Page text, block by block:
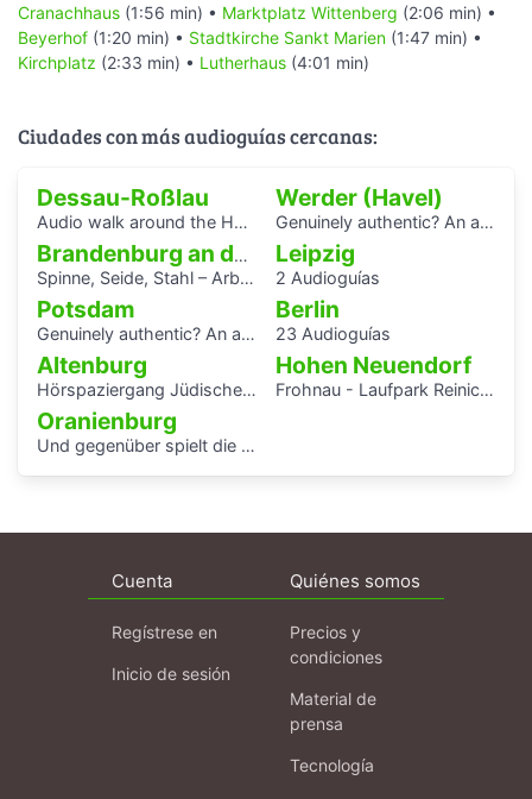
Cranachhaus (1:56 min) • Marktplatz Wittenberg (2:06 min) •
Beyerhof (1:20 min) • Stadtkirche Sankt Marien (1:47 min) •
Kirchplatz (2:33 min) • Lutherhaus (4:01 min)
Ciudades con más audioguías cercanas:
Dessau-Roßlau
Audio walk around the Houses with Balcony Access of the Bauhaus settlement
Werder (Havel)
Genuinely authentic? An audio walk through the centre of Potsdam
Brandenburg an der Havel
Spinne, Seide, Stahl – Arbeit und Kunst in Brandenburg.
Leipzig
2 Audioguías
Potsdam
Genuinely authentic? An audio walk through the centre of Potsdam
Berlin
23 Audioguías
Altenburg
Hörspaziergang Jüdische Geschichte in Altenburg
Hohen Neuendorf
Frohnau - Laufpark Reinickendorf
Oranienburg
Und gegenüber spielt die Blaskapelle
Cuenta
Regístrese en
Inicio de sesión
Quiénes somos
Precios y
condiciones
Material de
prensa
Tecnología